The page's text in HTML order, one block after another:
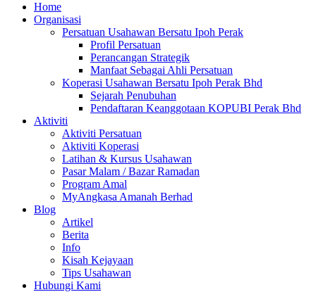
Home
Organisasi
Persatuan Usahawan Bersatu Ipoh Perak
Profil Persatuan
Perancangan Strategik
Manfaat Sebagai Ahli Persatuan
Koperasi Usahawan Bersatu Ipoh Perak Bhd
Sejarah Penubuhan
Pendaftaran Keanggotaan KOPUBI Perak Bhd
Aktiviti
Aktiviti Persatuan
Aktiviti Koperasi
Latihan & Kursus Usahawan
Pasar Malam / Bazar Ramadan
Program Amal
MyAngkasa Amanah Berhad
Blog
Artikel
Berita
Info
Kisah Kejayaan
Tips Usahawan
Hubungi Kami